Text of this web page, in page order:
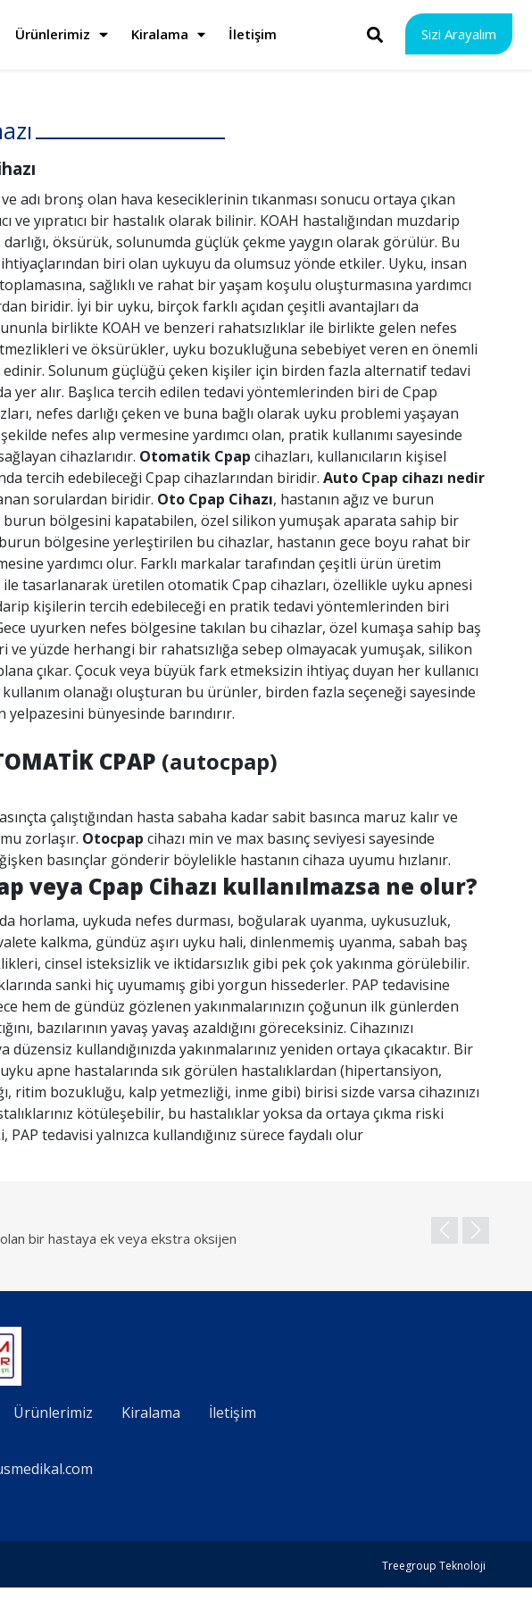
Ürünlerimiz Kiralama İletişim Sizi Arayalım
adı bronş olan hava keseciklerinin tıkanması sonucu ortaya çıkan
ve yıpratıcı bir hastalık olarak bilinir. KOAH hastalığından muzdarip
öksürük, solunumda güçlük çekme yaygın olarak görülür. Bu
biri olan uykuyu da olumsuz yönde etkiler. Uyku, insan
sağlıklı ve rahat bir yaşam koşulu oluşturmasına yardımcı
biridir. İyi bir uyku, birçok farklı açıdan çeşitli avantajları da
birlikte KOAH ve benzeri rahatsızlıklar ile birlikte gelen nefes
ve öksürükler, uyku bozukluğuna sebebiyet veren en önemli
Solunum güçlüğü çeken kişiler için birden fazla alternatif tedavi
yer alır. Başlıca tercih edilen tedavi yöntemlerinden biri de Cpap
nefes darlığı çeken ve buna bağlı olarak uyku problemi yaşayan
nefes alıp vermesine yardımcı olan, pratik kullanımı sayesinde
cihazlarıdır. Otomatik Cpapcihazları, kullanıcıların kişisel
tercih edebileceği Cpap cihazlarından biridir.Auto Cpap cihazı nedir
sorulardan biridir. Oto Cpap Cihazı, hastanın ağız ve burun
burun bölgesini kapatabilen, özel silikon yumuşak aparata sahip bir
bölgesine yerleştirilen bu cihazlar, hastanın gece boyu rahat bir
yardımcı olur. Farklı markalar tarafından çeşitli ürün üretim
tasarlanarak üretilen otomatik Cpap cihazları, özellikle uyku apnesi
kişilerin tercih edebileceği en pratik tedavi yöntemlerinden biri
uyurken nefes bölgesine takılan bu cihazlar, özel kumaşa sahip baş
ve yüzde herhangi bir rahatsızlığa sebep olmayacak yumuşak, silikon
çıkar. Çocuk veya büyük fark etmeksizin ihtiyaç duyan her kullanıcı
olanağı oluşturan bu ürünler, birden fazla seçeneği sayesinde
bünyesinde barındırır.
CPAP (autocpap)
çalıştığından hasta sabaha kadar sabit basınca maruz kalır ve
zorlaşır. Otocpap cihazı min ve max basınç seviyesi sayesinde
basınçlar gönderir böylelikle hastanın cihaza uyumu hızlanır.
veya Cpap Cihazı kullanılmazsa ne olur?
horlama, uykuda nefes durması, boğularak uyanma, uykusuzluk,
kalkma, gündüz aşırı uyku hali, dinlenmemiş uyanma, sabah baş
cinsel isteksizlik ve iktidarsızlık gibi pek çok yakınma görülebilir.
sanki hiç uyumamış gibi yorgun hissederler. PAP tedavisine
hem de gündüz gözlenen yakınmalarınızın çoğunun ilk günlerden
bazılarının yavaş yavaş azaldığını göreceksiniz. Cihazınızı
düzensiz kullandığınızda yakınmalarınız yeniden ortaya çıkacaktır. Bir
apne hastalarında sık görülen hastalıklardan (hipertansiyon,
ritim bozukluğu, kalp yetmezliği, inme gibi) birisi sizde varsa cihazınızı
kötüleşebilir, bu hastalıklar yoksa da ortaya çıkma riski
tedavisi yalnızca kullandığınız sürece faydalı olur
bir hastaya ek veya ekstra oksijen
Ürünlerimiz Kiralama İletişim
Treegroup Teknoloji